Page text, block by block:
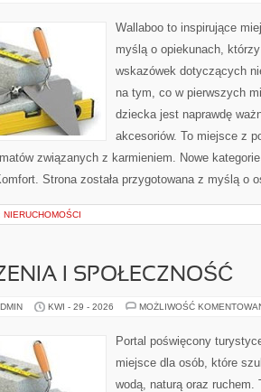
Wallaboo to inspirujące
myślą o opiekunach,
wskazówek dotyczących
na tym, co w pierwszych
dziecka jest naprawdę
akcesoriów. To miejsce z
związanych z karmieniem. Nowe
Strona została przygotowana z myślą o
NIERUCHOMOŚCI
I SPOŁECZNOŚĆ
KWI - 29 - 2026 MOŻLIWOŚĆ
Portal poświęcony
miejsce dla osób, które
wodą, naturą oraz ruchem.